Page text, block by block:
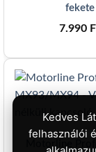
fekete
7.990
Kedves
felhasználói